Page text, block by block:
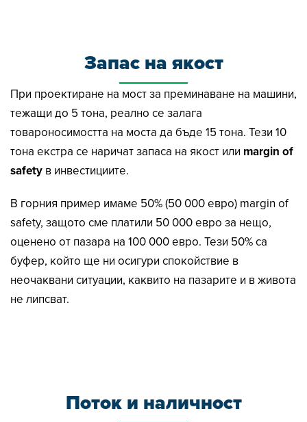
Запас на якост
При проектиране на мост за преминаване на машини,
тежащи до 5 тона, реално се залага
товароносимостта на моста да бъде 15 тона. Тези 10
тона екстра се наричат запаса на якост или margin of
safety в инвестициите.
В горния пример имаме 50% (50 000 евро) margin of
safety, защото сме платили 50 000 евро за нещо,
оценено от пазара на 100 000 евро. Тези 50% са
буфер, който ще ни осигури спокойствие в
неочаквани ситуации, каквито на пазарите и в живота
не липсват.
Поток и наличност